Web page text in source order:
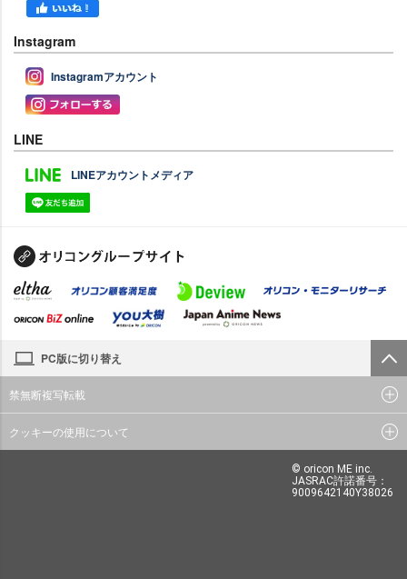
Instagram
Instagramアカウント
LINE
LINEアカウントメディア
PC版に切り替え
禁無断複写転載
クッキーの使用について
© oricon ME inc.
JASRAC許諾番号：
9009642140Y38026